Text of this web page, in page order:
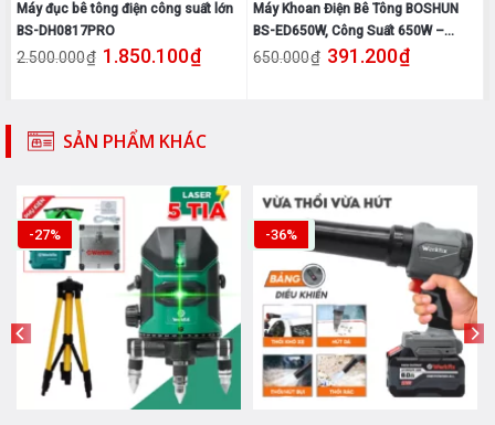
Máy đục bê tông điện công suất lớn
BS-DH0817PRO
2.500.000₫ Giá gốc là: 2.500.000₫.
1.850.100₫Giá hiện tại là: 1.850.100₫.
Máy Khoan Điện Bê Tông BOSHUN
BS-ED650W, Công Suất 650W –
100% Lõi Đồng – Bảo Hành 06 Tháng
650.000₫ Giá gốc là: 650.000₫.
391.200₫Giá hiện tại
tại là: 1.310.100₫.
SẢN PHẨM KHÁC
-27% -36%